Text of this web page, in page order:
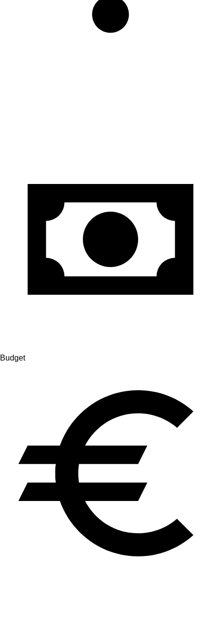
Budget